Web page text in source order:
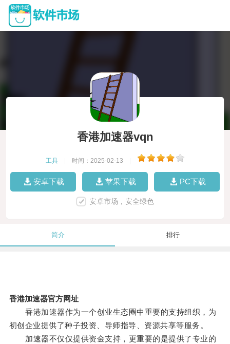
香港加速器vqn
工具 时间：2025-02-13
安卓下载 苹果下载 PC下载
安卓市场，安全绿色
简介 排行
香港加速器官方网址
香港加速器作为一个创业生态圈中重要的支持组织，为
初创企业提供了种子投资、导师指导、资源共享等服务。
加速器不仅仅提供资金支持，更重要的是提供了专业的